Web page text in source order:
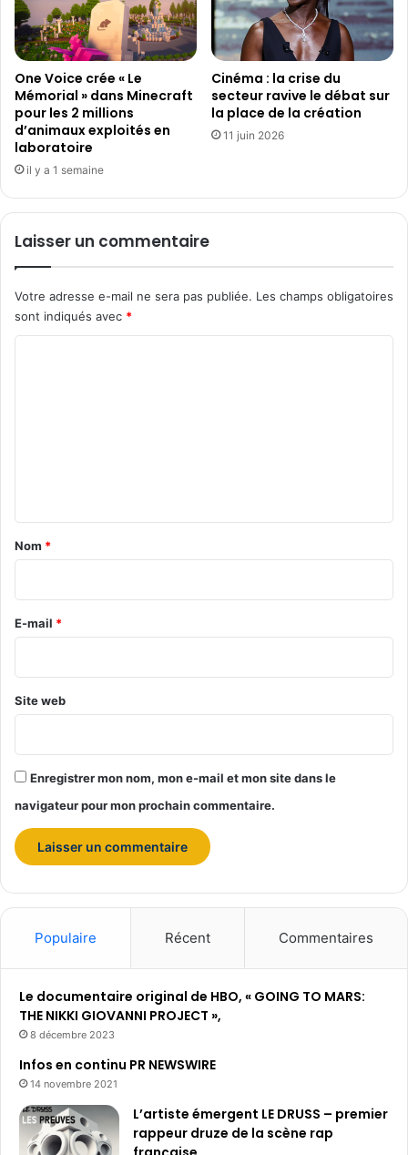
9
5
A
(
S
u
c
c
e
s
u
r
d
P
W
r
One Voice crée « Le
Mémorial » dans Minecraft
pour les 2 millions
d’animaux exploités en
laboratoire
il y a 1 semaine
Cinéma : la crise du
secteur ravive le débat sur
la place de la création
11 juin 2026
Laisser un commentaire
Votre adresse e-mail ne sera pas publiée. Les champs obligatoires
sont indiqués avec *
a
r
e
Nom *
E-mail *
Site web
Enregistrer mon nom, mon e-mail et mon site dans le
navigateur pour mon prochain commentaire.
Populaire Récent Commentaires
Le documentaire original de HBO, « GOING TO MARS:
THE NIKKI GIOVANNI PROJECT »,
8 décembre 2023
Infos en continu PR NEWSWIRE
14 novembre 2021
L’artiste émergent LE DRUSS – premier
rappeur druze de la scène rap